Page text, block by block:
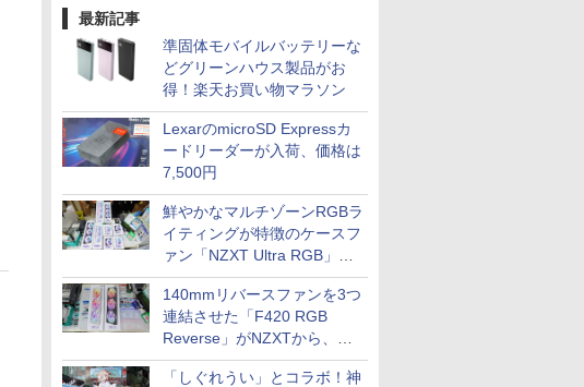
最新記事
準固体モバイルバッテリーな
どグリーンハウス製品がお
得！楽天お買い物マラソン
LexarのmicroSD Expressカ
ードリーダーが入荷、価格は
7,500円
鮮やかなマルチゾーンRGBラ
イティングが特徴のケースフ
ァン「NZXT Ultra RGB」が
発売、計8製品
140mmリバースファンを3つ
連結させた「F420 RGB
Reverse」がNZXTから、単
一フレーム採用
「しぐれうい」とコラボ！神